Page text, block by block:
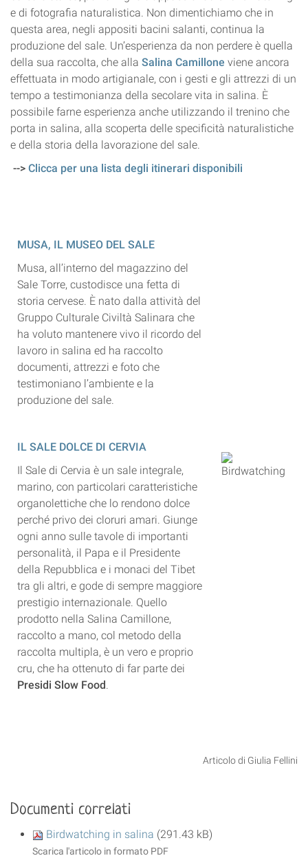
e di fotografia naturalistica. Non dimentichiamo che in
questa area, negli appositi bacini salanti, continua la
produzione del sale. Un’esperienza da non perdere è quella
della sua raccolta, che alla Salina Camillone viene ancora
effettuata in modo artigianale, con i gesti e gli attrezzi di un
tempo a testimonianza della secolare vita in salina. È
possibile farne esperienza anche utilizzando il trenino che
porta in salina, alla scoperta delle specificità naturalistiche
e della storia della lavorazione del sale.
--> Clicca per una lista degli itinerari disponibili
MUSA, IL MUSEO DEL SALE
Musa, all’interno del magazzino del
Sale Torre, custodisce una fetta di
storia cervese. È nato dalla attività del
Gruppo Culturale Civiltà Salinara che
ha voluto mantenere vivo il ricordo del
lavoro in salina ed ha raccolto
documenti, attrezzi e foto che
testimoniano l’ambiente e la
produzione del sale.
IL SALE DOLCE DI CERVIA
Il Sale di Cervia è un sale integrale,
marino, con particolari caratteristiche
organolettiche che lo rendono dolce
perché privo dei cloruri amari. Giunge
ogni anno sulle tavole di importanti
personalità, il Papa e il Presidente
della Repubblica e i monaci del Tibet
tra gli altri, e gode di sempre maggiore
prestigio internazionale. Quello
prodotto nella Salina Camillone,
raccolto a mano, col metodo della
raccolta multipla, è un vero e proprio
cru, che ha ottenuto di far parte dei
Presidi Slow Food.
Articolo di Giulia Fellini
Documenti correlati
Birdwatching in salina (291.43 kB)
Scarica l'articolo in formato PDF